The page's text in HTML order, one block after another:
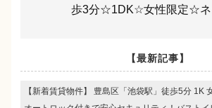
歩3分☆1DK☆女性限定☆
【最新記事】
【新着賃貸物件】 豊島区「池袋駅」徒歩5分 1K